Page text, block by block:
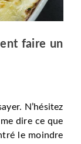
faire un
N’hésitez
dire ce que
le moindre